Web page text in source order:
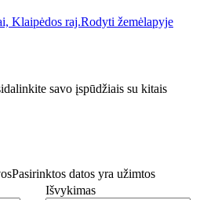
Klaipėdos raj.Rodyti žemėlapyje
savo įspūdžiais su kitais
Pasirinktos datos yra užimtos
Išvykimas